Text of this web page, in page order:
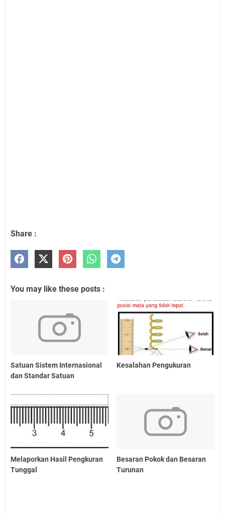
Share :
You may like these posts :
Satuan Sistem Internasional
dan Standar Satuan
Kesalahan Pengukuran
Melaporkan Hasil Pengkuran
Tunggal
Besaran Pokok dan Besaran
Turunan